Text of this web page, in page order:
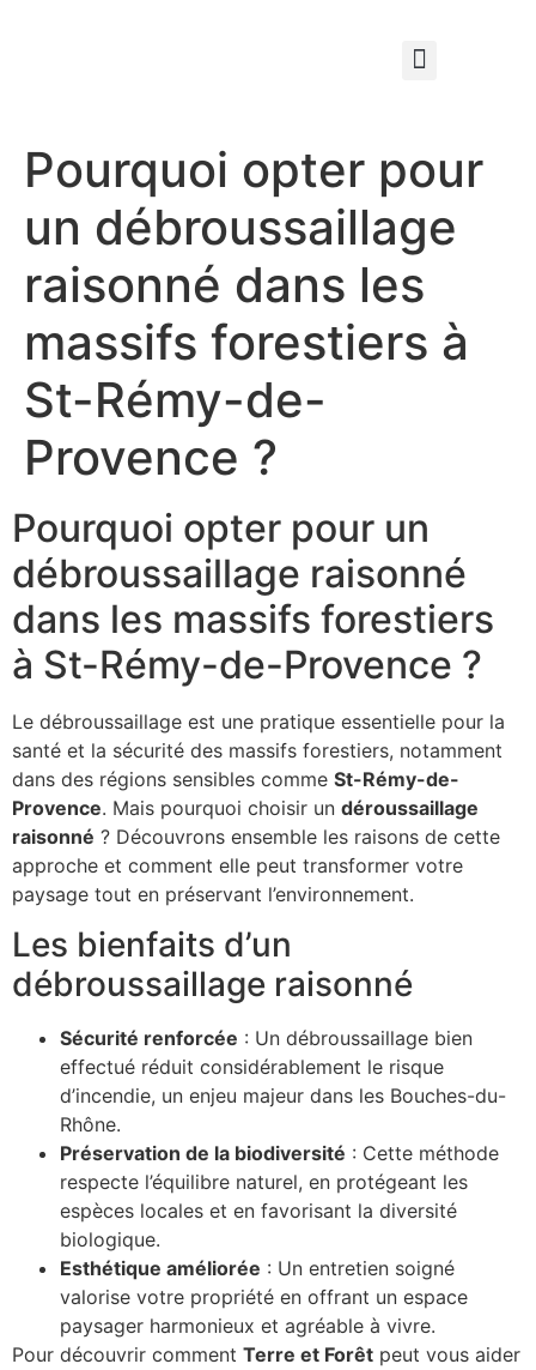
Pourquoi opter pour
un débroussaillage
raisonné dans les
massifs forestiers à
St-Rémy-de-
Provence ?
Pourquoi opter pour un
débroussaillage raisonné
dans les massifs forestiers
à St-Rémy-de-Provence ?
Le débroussaillage est une pratique essentielle pour la
santé et la sécurité des massifs forestiers, notamment
dans des régions sensibles comme St-Rémy-de-
Provence. Mais pourquoi choisir un déroussaillage
raisonné ? Découvrons ensemble les raisons de cette
approche et comment elle peut transformer votre
paysage tout en préservant l’environnement.
Les bienfaits d’un
débroussaillage raisonné
Sécurité renforcée : Un débroussaillage bien
effectué réduit considérablement le risque
d’incendie, un enjeu majeur dans les Bouches-du-
Rhône.
Préservation de la biodiversité : Cette méthode
respecte l’équilibre naturel, en protégeant les
espèces locales et en favorisant la diversité
biologique.
Esthétique améliorée : Un entretien soigné
valorise votre propriété en offrant un espace
paysager harmonieux et agréable à vivre.
Pour découvrir comment Terre et Forêt peut vous aider